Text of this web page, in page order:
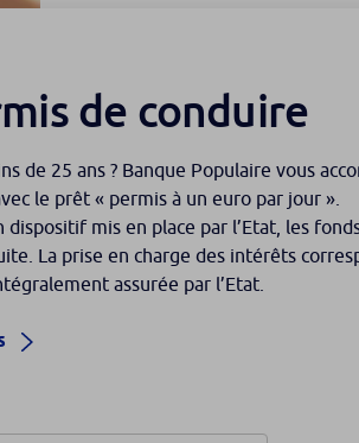
de conduire
de 25 ans ? Banque Populaire vous
le prêt « permis à un euro par jour ».
dispositif mis en place par l’Etat, les
La prise en charge des intérêts
assurée par l’Etat.